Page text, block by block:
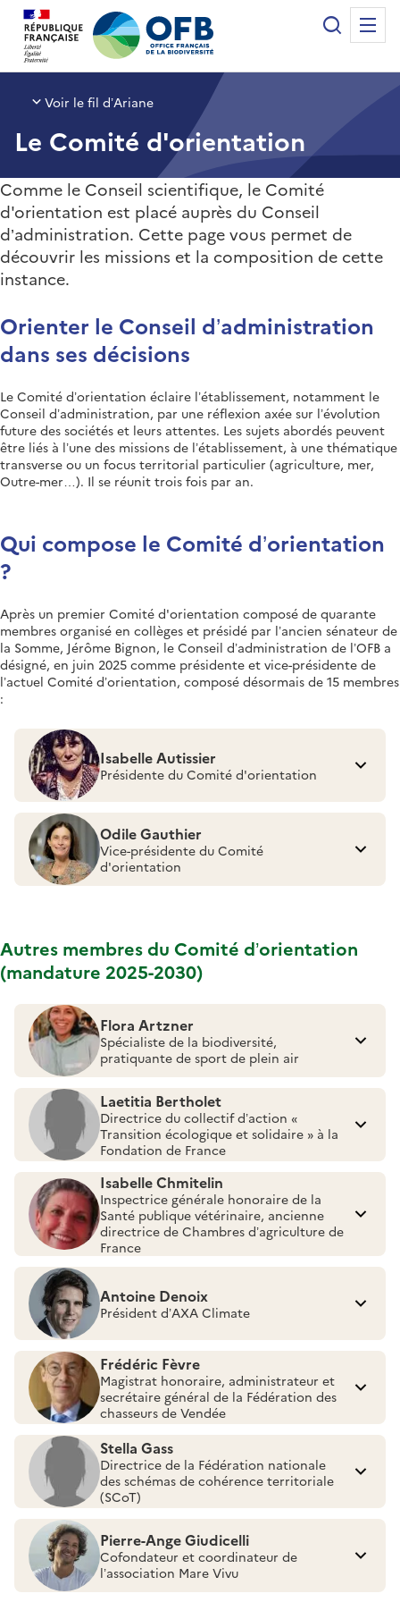
Office français de la biodiversité
Recherche
Voir le fil d’Ariane
Le Comité d'orientation
Comme le Conseil scientifique, le Comité
d'orientation est placé auprès du Conseil
d’administration. Cette page vous permet de
découvrir les missions et la composition de cette
instance.
Orienter le Conseil d’administration
dans ses décisions
Le Comité d’orientation éclaire l’établissement, notamment le
Conseil d’administration, par une réflexion axée sur l’évolution
future des sociétés et leurs attentes. Les sujets abordés peuvent
être liés à l’une des missions de l’établissement, à une thématique
transverse ou un focus territorial particulier (agriculture, mer,
Outre-mer…). Il se réunit trois fois par an.
Qui compose le Comité d’orientation
?
Après un premier Comité d'orientation composé de quarante
membres organisé en collèges et présidé par l’ancien sénateur de
la Somme, Jérôme Bignon, le Conseil d’administration de l’OFB a
désigné, en juin 2025 comme présidente et vice-présidente de
l’actuel Comité d’orientation, composé désormais de 15 membres
:
Isabelle Autissier
Présidente du Comité d'orientation
Odile Gauthier
Vice-présidente du Comité
d'orientation
Autres membres du Comité d’orientation
(mandature 2025-2030)
Flora Artzner
Spécialiste de la biodiversité,
pratiquante de sport de plein air
Laetitia Bertholet
Directrice du collectif d’action «
Transition écologique et solidaire » à la
Fondation de France
Isabelle Chmitelin
Inspectrice générale honoraire de la
Santé publique vétérinaire, ancienne
directrice de Chambres d’agriculture de
France
Antoine Denoix
Président d’AXA Climate
Frédéric Fèvre
Magistrat honoraire, administrateur et
secrétaire général de la Fédération des
chasseurs de Vendée
Stella Gass
Directrice de la Fédération nationale
des schémas de cohérence territoriale
(SCoT)
Pierre-Ange Giudicelli
Cofondateur et coordinateur de
l’association Mare Vivu
Panneau de gestion des cookies